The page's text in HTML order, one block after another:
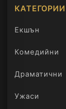
КАТЕГОРИИ
Екшън
Комедийни
Драматични
Ужаси